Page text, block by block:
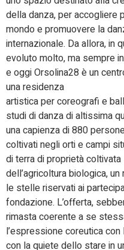
della danza, per accogliere
mondo e promuovere la
internazionale. Da allora, in
evoluto molto, ma sempre
e oggi Orsolina28 è un
una residenza
artistica per coreografi e
studi di danza di altissima
una capienza di 880
coltivati negli orti e campi
di terra di proprietà
dell’agricoltura biologica,
le stelle riservati ai
fondazione. L’offerta,
rimasta coerente a se
l’espressione coreutica
con la quiete dello stare in